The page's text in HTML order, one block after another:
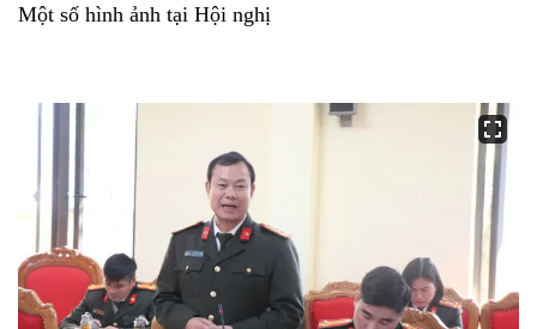
Một số hình ảnh tại Hội nghị